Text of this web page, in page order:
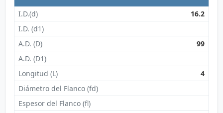
I.D.(d)
16.2
I.D. (d1)
A.D. (D)
99
A.D. (D1)
Longitud (L)
4
Diámetro del Flanco (fd)
Espesor del Flanco (fl)